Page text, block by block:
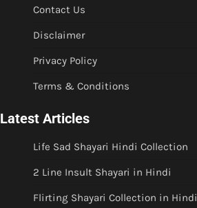
Contact Us
Disclaimer
Privacy Policy
Terms & Conditions
Latest Articles
Life Sad Shayari Hindi Collection
2 Line Insult Shayari in Hindi
Flirting Shayari Collection in Hindi